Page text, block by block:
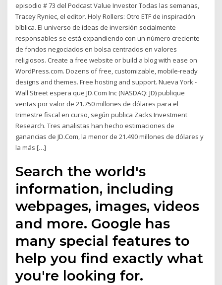
episodio # 73 del Podcast Value Investor Todas las semanas,
Tracey Ryniec, el editor. Holy Rollers: Otro ETF de inspiración
bíblica. El universo de ideas de inversión socialmente
responsables se está expandiendo con un número creciente
de fondos negociados en bolsa centrados en valores
religiosos. Create a free website or build a blog with ease on
WordPress.com. Dozens of free, customizable, mobile-ready
designs and themes. Free hosting and support. Nueva York -
Wall Street espera que JD.Com Inc (NASDAQ: JD) publique
ventas por valor de 21.750 millones de dólares para el
trimestre fiscal en curso, según publica Zacks Investment
Research. Tres analistas han hecho estimaciones de
ganancias de JD.Com, la menor de 21.490 millones de dólares y
la más […]
Search the world's
information, including
webpages, images, videos
and more. Google has
many special features to
help you find exactly what
you're looking for.